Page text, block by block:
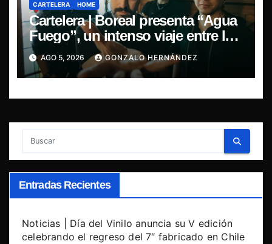
CARTELERA HOME
Cartelera | Boreal presenta “Agua
Fuego”, un intenso viaje entre la
pasión y la desilusión
AGO 5, 2026 GONZALO HERNÁNDEZ
Entradas Recientes
Noticias | Día del Vinilo anuncia su V edición
celebrando el regreso del 7″ fabricado en Chile